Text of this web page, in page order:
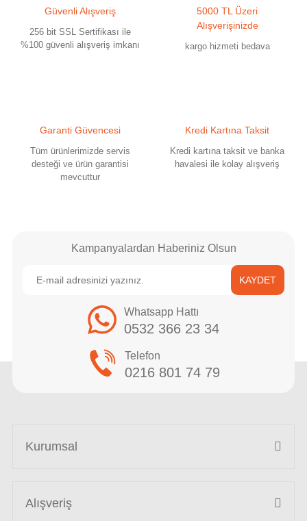
Güvenli Alışveriş
256 bit SSL Sertifikası ile
%100 güvenli alışveriş imkanı
5000 TL Üzeri
Alışverişinizde
kargo hizmeti bedava
Garanti Güvencesi
Tüm ürünlerimizde servis
desteği ve ürün garantisi
mevcuttur
Kredi Kartına Taksit
Kredi kartına taksit ve banka
havalesi ile kolay alışveriş
Kampanyalardan Haberiniz Olsun
KAYDET
Whatsapp Hattı
0532 366 23 34
Telefon
0216 801 74 79
Kurumsal
Alışveriş